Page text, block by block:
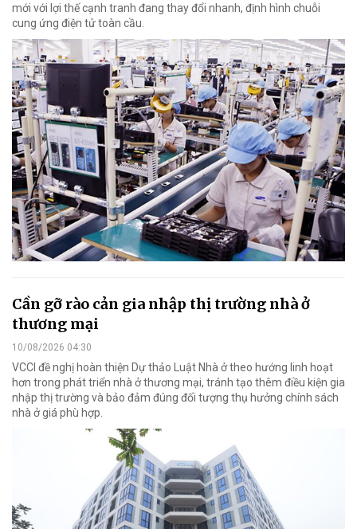
mới với lợi thế cạnh tranh đang thay đổi nhanh, định hình chuỗi
cung ứng điện tử toàn cầu.
Cần gỡ rào cản gia nhập thị trường nhà ở
thương mại
10/08/2026 04:30
VCCI đề nghị hoàn thiện Dự thảo Luật Nhà ở theo hướng linh hoạt
hơn trong phát triển nhà ở thương mại, tránh tạo thêm điều kiện gia
nhập thị trường và bảo đảm đúng đối tượng thụ hưởng chính sách
nhà ở giá phù hợp.